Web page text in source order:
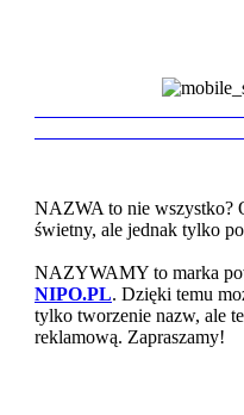
Dom Maklerski BOŚ
…Agencja dołączyła do
sugestiami i wskazaniem
EMILIA DERLACZ
Key Account Manager
…Możemy potwierdzić, że
szybko i dokładnie, a projekt
strony namingowej, jak i
NAZWA to nie wszystko?
świetny, ale jednak tylko
NAZYWAMY to marka
NIPO.PL. Dzięki temu
tylko tworzenie nazw, ale
reklamową. Zapraszamy!